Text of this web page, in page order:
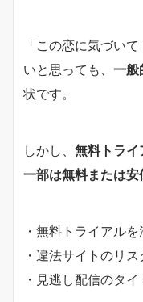
「この恋に気づい
いと思っても、 一般
状です。
しかし、 無料トライ
一部は無料または安
・無料トライアル
・違法サイトのリ
・見逃し配信のタ